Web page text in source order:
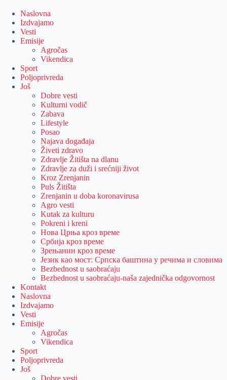
content
Naslovna
Izdvajamo
Vesti
Emisije
Agročas
Vikendica
Sport
Poljoprivreda
Još
Dobre vesti
Kulturni vodič
Zabava
Lifestyle
Posao
Najava događaja
Živeti zdravo
Zdravlje Žitišta na dlanu
Zdravlje za duži i srećniji život
Kroz Zrenjanin
Puls Žitišta
Zrenjanin u doba koronavirusa
Agro vesti
Kutak za kulturu
Pokreni i kreni
Нова Црња кроз време
Србија кроз време
Зрењанин кроз време
Језик као мост: Српска баштина у речима и словима
Bezbednost u saobraćaju
Bezbednost u saobraćaju-naša zajednička odgovornost
Kontakt
Naslovna
Izdvajamo
Vesti
Emisije
Agročas
Vikendica
Sport
Poljoprivreda
Još
Dobre vesti